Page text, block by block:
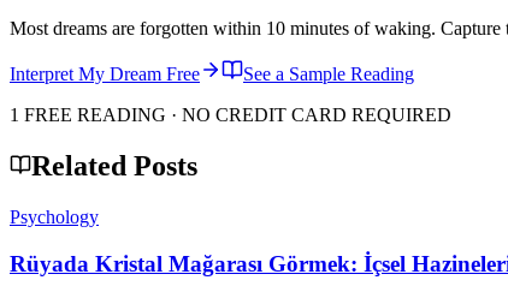
Most dreams are forgotten within 10 minutes of waking.
Interpret My Dream Free
See a Sample Reading
1 FREE READING · NO CREDIT CARD REQUIRED
Related Posts
Psychology
Rüyada Kristal Mağarası Görmek: İçsel